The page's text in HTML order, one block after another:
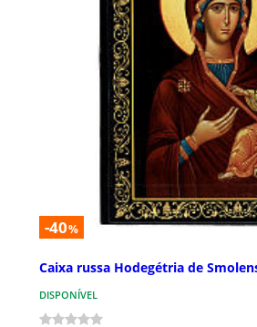
-40%
Caixa russa Hodegétria de
DISPONÍVEL